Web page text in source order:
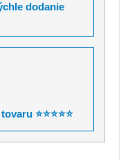
dodanie
⭐⭐⭐⭐⭐